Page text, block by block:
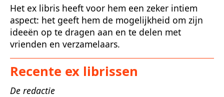
Het ex libris heeft voor hem een zeker intiem
aspect: het geeft hem de mogelijkheid om zijn
ideeën op te dragen aan en te delen met
vrienden en verzamelaars.
Recente ex librissen
De redactie